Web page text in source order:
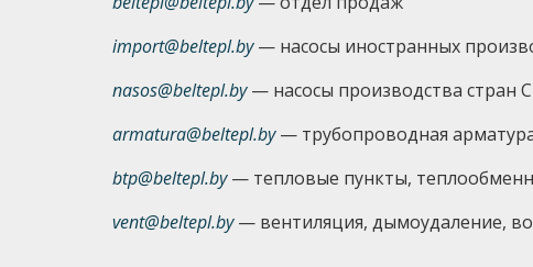
import@beltepl.by— насосы иностранных
nasos@beltepl.by— насосы производства стран
armatura@beltepl.by— трубопроводная
btp@beltepl.by— тепловые пункты,
vent@beltepl.by— вентиляция, дымоудаление,